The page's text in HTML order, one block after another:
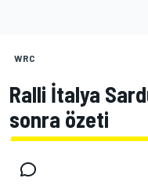
WRC
Ralli İtalya
sonra özeti